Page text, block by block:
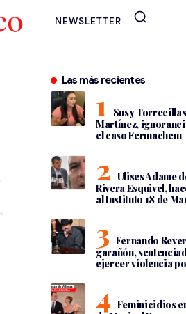
NEWSLETTER
Las más recientes
Susy
Martínez,
el caso Fermachem
Ulises Adame
Rivera Esquivel,
al Instituto 18 de
Fernando
garañón,
ejercer violencia
Feminicidios